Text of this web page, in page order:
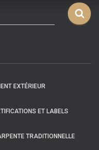
EXTÉRIEUR
ET LABELS
TRADITIONNELLE